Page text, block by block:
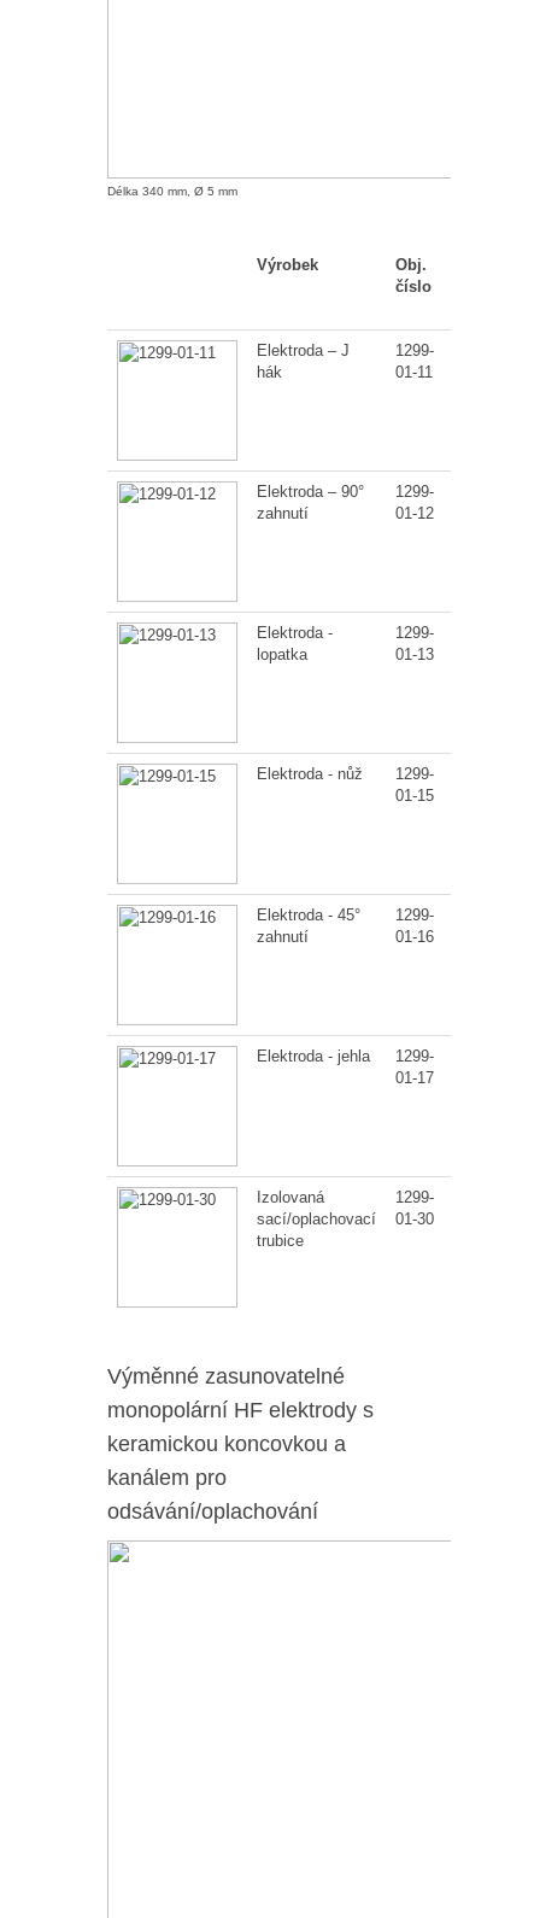
Délka 340 mm, Ø 5 mm
Výrobek
Obj.
číslo
Elektroda – J
hák
1299-
01-11
Elektroda – 90°
zahnutí
1299-
01-12
Elektroda -
lopatka
1299-
01-13
Elektroda - nůž
1299-
01-15
Elektroda - 45°
zahnutí
1299-
01-16
Elektroda - jehla
1299-
01-17
Izolovaná
sací/oplachovací
trubice
1299-
01-30
Výměnné zasunovatelné
monopolární HF elektrody s
keramickou koncovkou a
kanálem pro
odsávání/oplachování